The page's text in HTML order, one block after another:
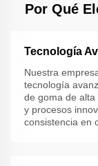
Por Qué
Tecnología
Nuestra
tecnología
de goma de
y procesos
consistencia en